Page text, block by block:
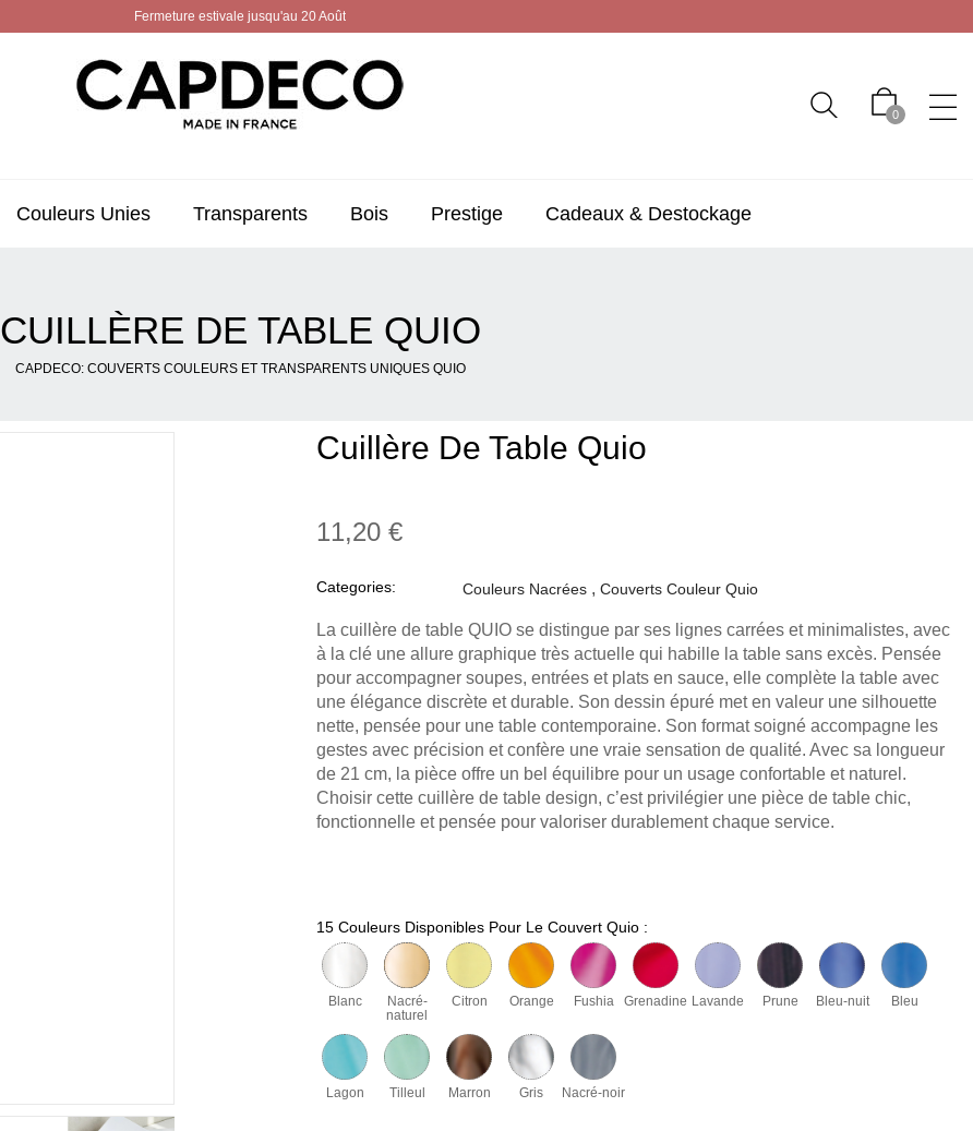
Fermeture estivale jusqu'au 20 Août
0
Couleurs Unies Transparents Bois Prestige Cadeaux & Destockage
CUILLÈRE DE TABLE QUIO
CAPDECO: COUVERTS COULEURS ET TRANSPARENTS UNIQUES QUIO
Cuillère De Table Quio
11,20 €
Categories: Couleurs Nacrées Couverts Couleur Quio
La cuillère de table QUIO se distingue par ses lignes carrées et minimalistes, avec
à la clé une allure graphique très actuelle qui habille la table sans excès. Pensée
pour accompagner soupes, entrées et plats en sauce, elle complète la table avec
une élégance discrète et durable. Son dessin épuré met en valeur une silhouette
nette, pensée pour une table contemporaine. Son format soigné accompagne les
gestes avec précision et confère une vraie sensation de qualité. Avec sa longueur
de 21 cm, la pièce offre un bel équilibre pour un usage confortable et naturel.
Choisir cette cuillère de table design, c’est privilégier une pièce de table chic,
fonctionnelle et pensée pour valoriser durablement chaque service.
15 Couleurs Disponibles Pour Le Couvert Quio :
Blanc
Nacré-
naturel
Citron Orange Fushia Grenadine Lavande Prune Bleu-nuit Bleu
Lagon Tilleul Marron Gris Nacré-noir